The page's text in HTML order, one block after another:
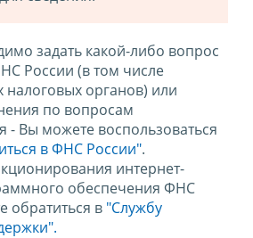
задать какой-либо вопрос
России (в том числе
налоговых органов) или
по вопросам
- Вы можете воспользоваться
в ФНС России".
интернет-
обеспечения ФНС
обратиться в "Службу